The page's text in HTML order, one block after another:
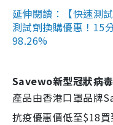
延伸閱讀：【快速測
測試劑換購優惠！15
98.26%
Savewo新型冠狀病
產品由香港口罩品牌
抗疫優惠價低至$18